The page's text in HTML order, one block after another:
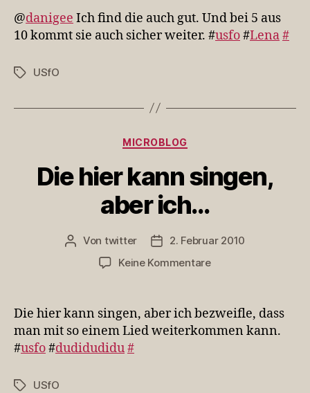
find
auch
@danigee Ich find die auch gut. Und bei 5 aus
10 kommt sie auch sicher weiter. #usfo#Lena#
Schlagwörter
USfO
Kategorien
MICROBLOG
Die hier kann singen,
aber ich…
Beitragsautor
Von twitter Veröffentlichungsdatum
2. Februar 2010
Keine Kommentarezu
kann
aber
Die hier kann singen, aber ich bezweifle, dass
man mit so einem Lied weiterkommen kann.
#usfo#dudidudidu#
Schlagwörter
USfO